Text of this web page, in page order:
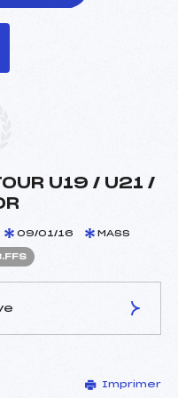
U19 / U21 /
09/01/16 MASS
JACQUEMIN VERGUET
Imprimer